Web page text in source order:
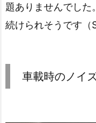
題ありませんでし
続けられそうです（
車載時のノイ